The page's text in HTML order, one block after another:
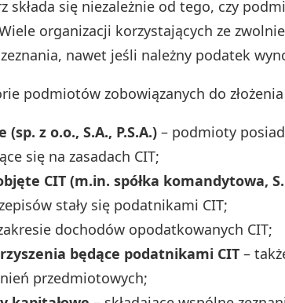
składa się niezależnie od tego, czy
organizacji korzystających ze
nawet jeśli należny podatek
podmiotów zobowiązanych do
(sp. z o.o., S.A., P.S.A.) – podmioty
się na zasadach CIT;
CIT (m.in. spółka komandytowa,
stały się podatnikami CIT;
dochodów opodatkowanych CIT;
będące podatnikami CIT –
przedmiotowych;